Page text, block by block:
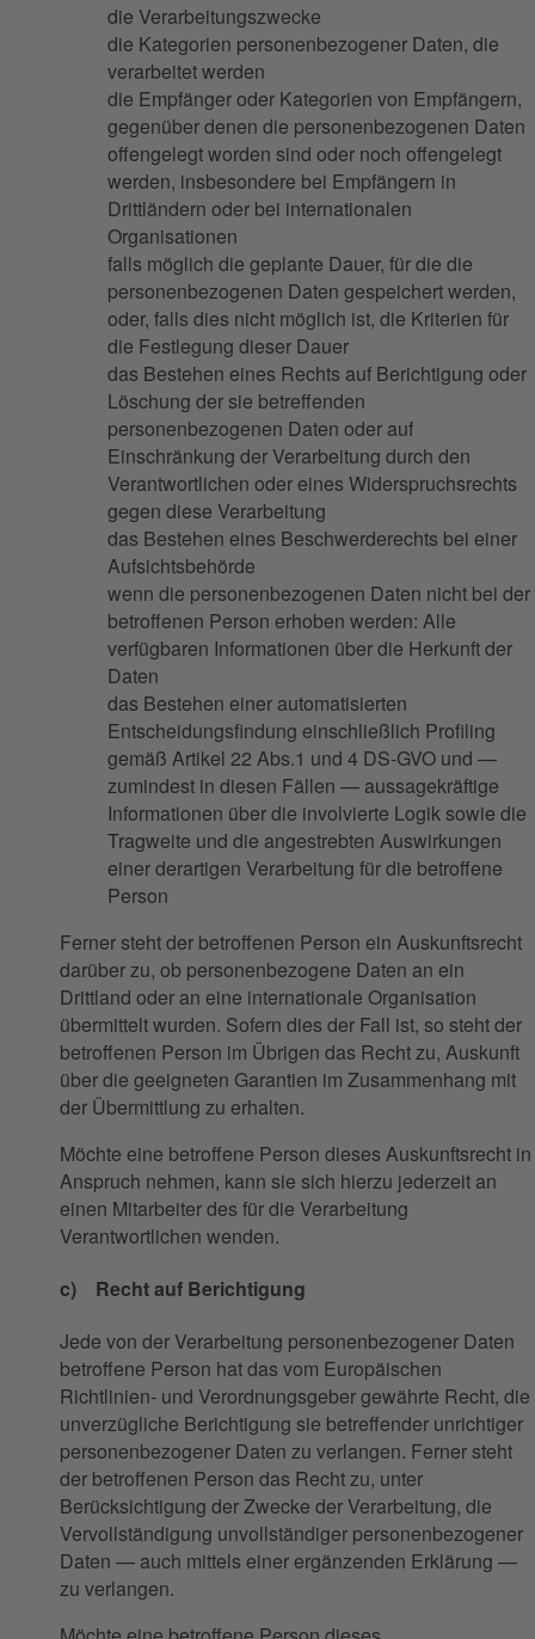
die Verarbeitungszwecke
die Kategorien personenbezogener Daten, die
verarbeitet werden
die Empfänger oder Kategorien von Empfängern,
gegenüber denen die personenbezogenen Daten
offengelegt worden sind oder noch offengelegt
werden, insbesondere bei Empfängern in
Drittländern oder bei internationalen
Organisationen
falls möglich die geplante Dauer, für die die
personenbezogenen Daten gespeichert werden,
oder, falls dies nicht möglich ist, die Kriterien für
die Festlegung dieser Dauer
das Bestehen eines Rechts auf Berichtigung oder
Löschung der sie betreffenden
personenbezogenen Daten oder auf
Einschränkung der Verarbeitung durch den
Verantwortlichen oder eines Widerspruchsrechts
gegen diese Verarbeitung
das Bestehen eines Beschwerderechts bei einer
Aufsichtsbehörde
wenn die personenbezogenen Daten nicht bei der
betroffenen Person erhoben werden: Alle
verfügbaren Informationen über die Herkunft der
Daten
das Bestehen einer automatisierten
Entscheidungsfindung einschließlich Profiling
gemäß Artikel 22 Abs.1 und 4 DS-GVO und —
zumindest in diesen Fällen — aussagekräftige
Informationen über die involvierte Logik sowie die
Tragweite und die angestrebten Auswirkungen
einer derartigen Verarbeitung für die betroffene
Person
Ferner steht der betroffenen Person ein Auskunftsrecht
darüber zu, ob personenbezogene Daten an ein
Drittland oder an eine internationale Organisation
übermittelt wurden. Sofern dies der Fall ist, so steht der
betroffenen Person im Übrigen das Recht zu, Auskunft
über die geeigneten Garantien im Zusammenhang mit
der Übermittlung zu erhalten.
Möchte eine betroffene Person dieses Auskunftsrecht in
Anspruch nehmen, kann sie sich hierzu jederzeit an
einen Mitarbeiter des für die Verarbeitung
Verantwortlichen wenden.
c) Recht auf Berichtigung
Jede von der Verarbeitung personenbezogener Daten
betroffene Person hat das vom Europäischen
Richtlinien- und Verordnungsgeber gewährte Recht, die
unverzügliche Berichtigung sie betreffender unrichtiger
personenbezogener Daten zu verlangen. Ferner steht
der betroffenen Person das Recht zu, unter
Berücksichtigung der Zwecke der Verarbeitung, die
Vervollständigung unvollständiger personenbezogener
Daten — auch mittels einer ergänzenden Erklärung —
zu verlangen.